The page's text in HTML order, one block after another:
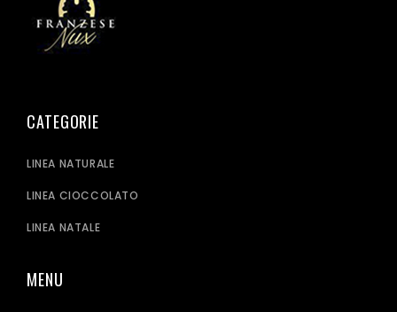
CATEGORIE
LINEA NATURALE
LINEA CIOCCOLATO
LINEA NATALE
MENU